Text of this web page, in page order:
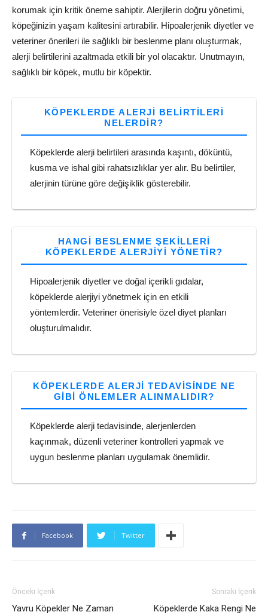
korumak için kritik öneme sahiptir. Alerjilerin doğru yönetimi,
köpeğinizin yaşam kalitesini artırabilir. Hipoalerjenik diyetler ve
veteriner önerileri ile sağlıklı bir beslenme planı oluşturmak,
alerji belirtilerini azaltmada etkili bir yol olacaktır. Unutmayın,
sağlıklı bir köpek, mutlu bir köpektir.
KÖPEKLERDE ALERJI BELIRTILERI
NELERDIR?
Köpeklerde alerji belirtileri arasında kaşıntı, döküntü,
kusma ve ishal gibi rahatsızlıklar yer alır. Bu belirtiler,
alerjinin türüne göre değişiklik gösterebilir.
HANGI BESLENME ŞEKILLERI
KÖPEKLERDE ALERJIYI YÖNETIR?
Hipoalerjenik diyetler ve doğal içerikli gıdalar,
köpeklerde alerjiyi yönetmek için en etkili
yöntemlerdir. Veteriner önerisiyle özel diyet planları
oluşturulmalıdır.
KÖPEKLERDE ALERJI TEDAVISINDE NE
GIBI ÖNLEMLER ALINMALIDIR?
Köpeklerde alerji tedavisinde, alerjenlerden
kaçınmak, düzenli veteriner kontrolleri yapmak ve
uygun beslenme planları uygulamak önemlidir.
Facebook Twitter
Önceki İçerik
Yavru Köpekler Ne Zaman
Sonraki İçerik
Köpeklerde Kaka Rengi Ne